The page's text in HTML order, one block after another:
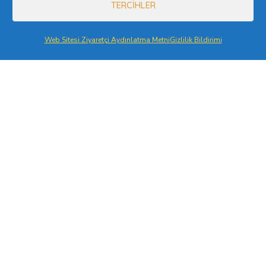
TERCIHLER
Web Sitesi Ziyaretçi Aydınlatma MetniGizlilik Bildirimi
Bağlantılar